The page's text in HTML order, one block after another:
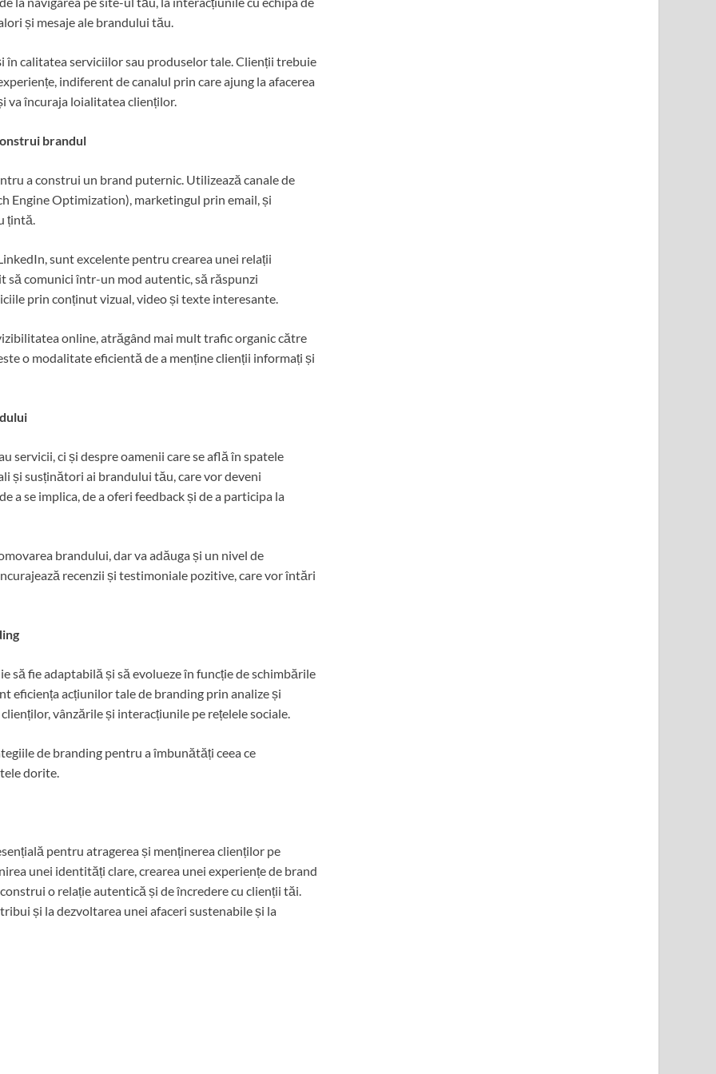
și mesaje ale brandului tău.
în calitatea serviciilor sau produselor tale. Clienții trebuie
indiferent de canalul prin care ajung la afacerea
va încuraja loialitatea clienților.
brandul
a construi un brand puternic. Utilizează canale de
Engine Optimization), marketingul prin email, și
țintă.
sunt excelente pentru crearea unei relații
să comunici într-un mod autentic, să răspunzi
prin conținut vizual, video și texte interesante.
online, atrăgând mai mult trafic organic către
o modalitate eficientă de a menține clienții informați și
servicii, ci și despre oamenii care se află în spatele
și susținători ai brandului tău, care vor deveni
a se implica, de a oferi feedback și de a participa la
brandului, dar va adăuga și un nivel de
recenzii și testimoniale pozitive, care vor întări
să fie adaptabilă și să evolueze în funcție de schimbările
eficiența acțiunilor tale de branding prin analize și
vânzările și interacțiunile pe rețelele sociale.
de branding pentru a îmbunătăți ceea ce
dorite.
pentru atragerea și menținerea clienților pe
unei identități clare, crearea unei experiențe de brand
o relație autentică și de încredere cu clienții tăi.
și la dezvoltarea unei afaceri sustenabile și la